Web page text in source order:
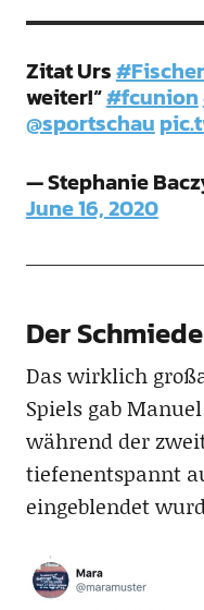
Zitat Urs#Fischer
weiter!“#fcunion
@sportschau
— Stephanie
June 16, 2020
Der
Das wirklich
Spiels gab
während der
tiefenentspannt
eingeblendet